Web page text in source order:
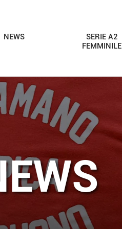
NEWS
SERIE A2
FEMMINILE